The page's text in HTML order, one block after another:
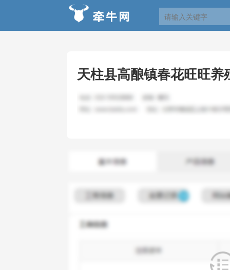
天柱县高酿镇春花旺旺养